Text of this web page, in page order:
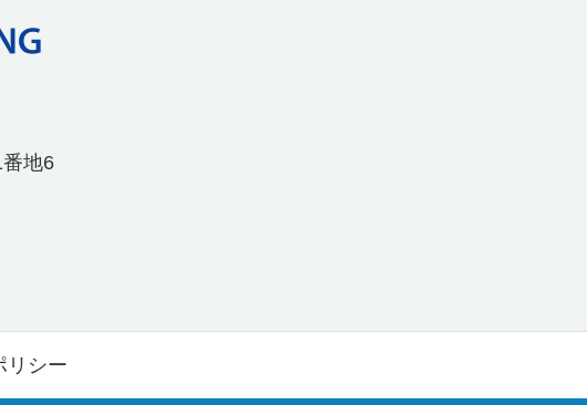
地6
リシー